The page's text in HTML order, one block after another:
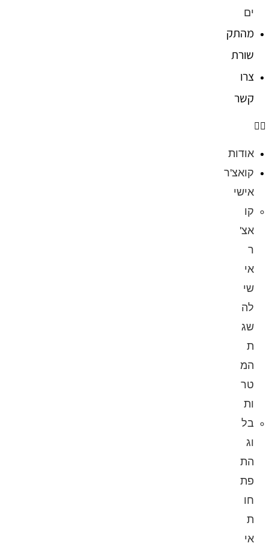
ים
מהתק
שורת
צרו
קשר
אודות
קואצ'ר
אישי
קו
אצ'
ר
אי
שי
לה
שג
ת
המ
טר
ות
בל
וג
הת
פת
חו
ת
אי